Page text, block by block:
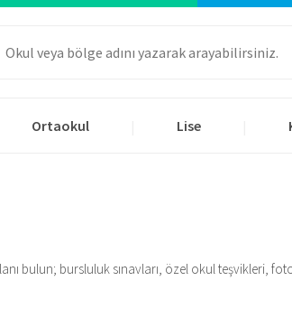
Ortaokul Lise
bulun; bursluluk sınavları, özel okul teşvikleri,